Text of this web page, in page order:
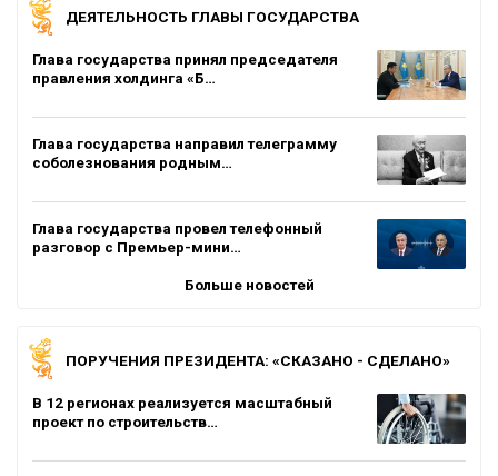
ДЕЯТЕЛЬНОСТЬ ГЛАВЫ ГОСУДАРСТВА
Глава государства принял председателя
правления холдинга «Б…
Глава государства направил телеграмму
соболезнования родным…
Глава государства провел телефонный
разговор с Премьер-мини…
Больше новостей
ПОРУЧЕНИЯ ПРЕЗИДЕНТА: «СКАЗАНО - СДЕЛАНО»
В 12 регионах реализуется масштабный
проект по строительств…